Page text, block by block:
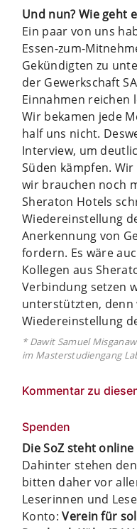
Und nun? Wie geht
Ein paar von uns
Essen-zum-
Gekündigten zu
der Gewerkschaft
Einnahmen reichen
Wir bekamen jede
half uns nicht.
Interview, um
Süden kämpfen.
wir brauchen noch
Sheraton Hotels
Wiedereinstellung
Anerkennung von
fordern. Es wäre
Kollegen aus
Verbindung setzen
unterstützten,
Wiedereinstellung
* Dawit Samuel
im Masterstudiengang
Kommentar zu
Spenden
Die SoZ steht
Dahinter stehen
bitten daher vor
Leserinnen und
Konto:Verein für